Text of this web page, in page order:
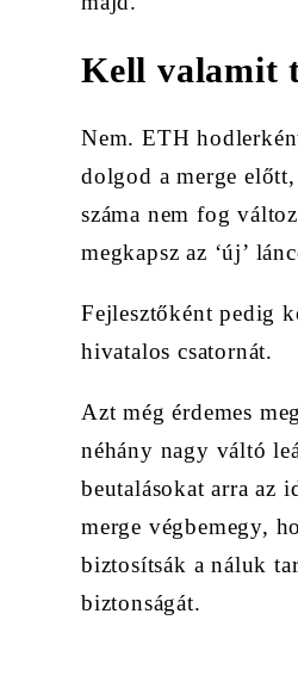
Kell valamit
Nem. ETH
dolgod a merge
száma nem fog
megkapsz az ‘új’
Fejlesztőként pedig
hivatalos csatornát.
Azt még érdemes
néhány nagy váltó
beutalásokat arra az
merge végbemegy,
biztosítsák a náluk
biztonságát.